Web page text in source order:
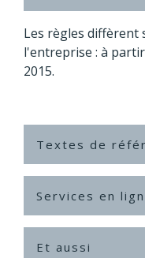
Les règles diffèrent
l'entreprise : à
2015.
Textes de
Services en
Et aussi